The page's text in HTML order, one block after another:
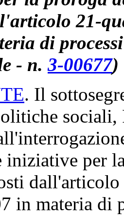
21-
di
- n.3-00677)
. Il
iniziative per
dall'articolo
in materia di